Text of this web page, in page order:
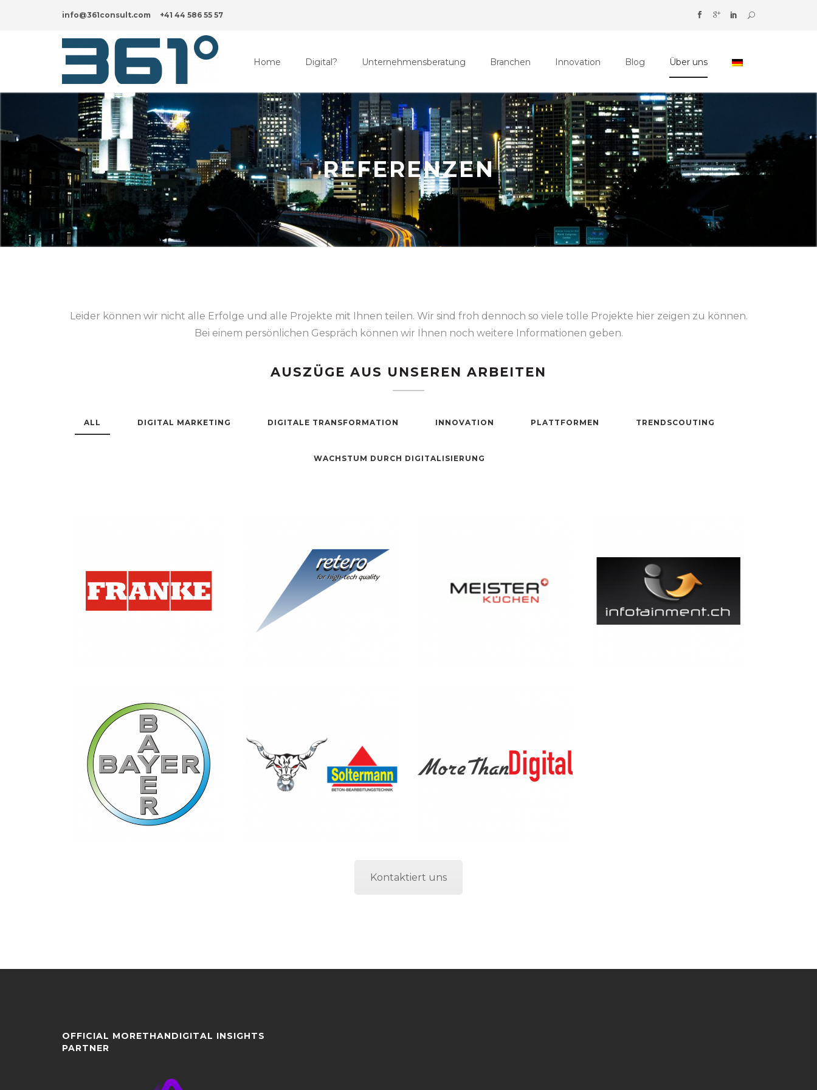
info@361consult.com +41 44 586 55 57
Home Digital? Unternehmensberatung Branchen Innovation Blog Über uns
REFERENZEN
Leider können wir nicht alle Erfolge und alle Projekte mit Ihnen teilen. Wir sind froh dennoch so viele tolle Projekte hier zeigen zu können.
Bei einem persönlichen Gespräch können wir Ihnen noch weitere Informationen geben.
AUSZÜGE AUS UNSEREN ARBEITEN
ALL DIGITAL MARKETING DIGITALE TRANSFORMATION INNOVATION PLATTFORMEN TRENDSCOUTING
WACHSTUM DURCH DIGITALISIERUNG
Kontaktiert uns
OFFICIAL MORETHANDIGITAL INSIGHTS
PARTNER